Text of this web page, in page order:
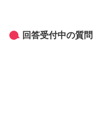
回答受付中の質問